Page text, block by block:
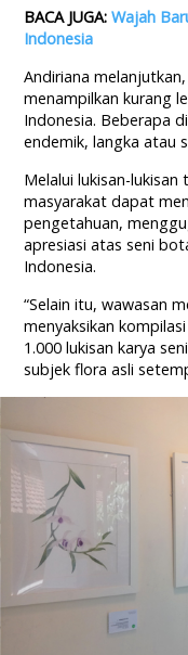
BACA JUGA:Wajah
Indonesia
Andiriana
menampilkan kurang
Indonesia. Beberapa
endemik, langka atau
Melalui lukisan-
masyarakat dapat
pengetahuan,
apresiasi atas seni
Indonesia.
“Selain itu, wawasan
menyaksikan
1.000 lukisan karya
subjek flora asli